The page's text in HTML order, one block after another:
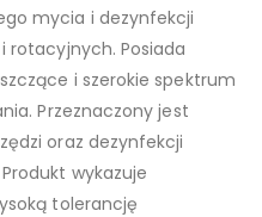
mycia i dezynfekcji
Posiada
i szerokie spektrum
Przeznaczony jest
oraz dezynfekcji
wykazuje
tolerancję